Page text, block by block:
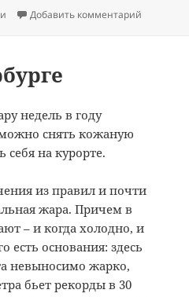
Добавить комментарий
недель в году
снять кожаную
себя на курорте.
из правил и почти
жара. Причем в
– и когда холодно, и
есть основания: здесь
невыносимо жарко,
бьет рекорды в 30